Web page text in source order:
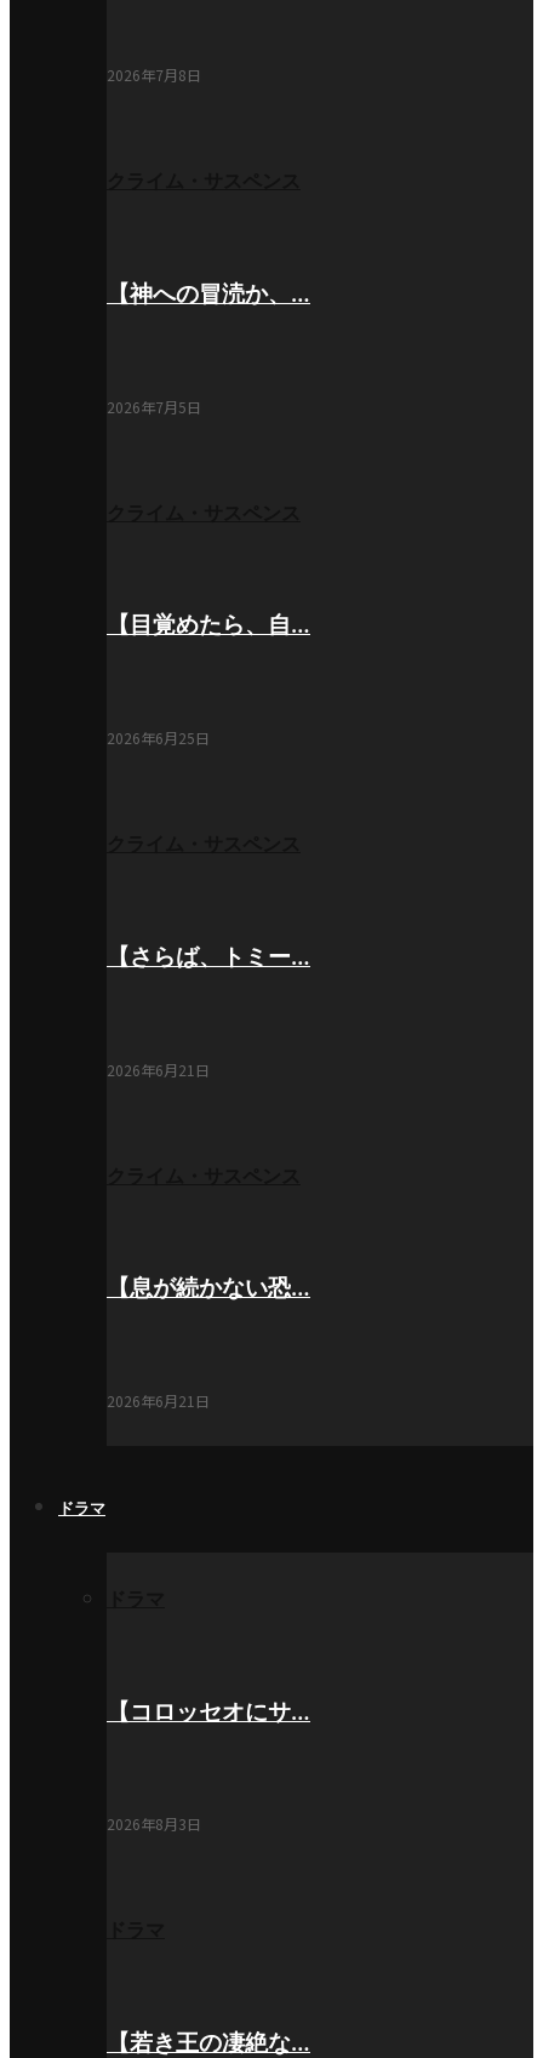
2026年7月8日
【神への冒涜か、…
2026年7月5日
【目覚めたら、自…
2026年6月25日
【さらば、トミー…
2026年6月21日
【息が続かない恐…
2026年6月21日
ドラマ
【コロッセオにサ…
2026年8月3日
【若き王の凄絶な…